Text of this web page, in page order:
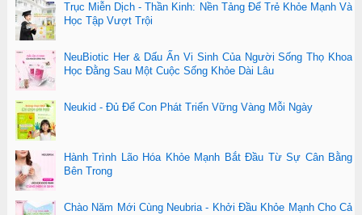
Trục Miễn Dịch - Thần Kinh: Nền Tảng Để Trẻ Khỏe Mạnh Và
Học Tập Vượt Trội
NeuBiotic Her & Dấu Ấn Vi Sinh Của Người Sống Thọ Khoa
Học Đằng Sau Một Cuộc Sống Khỏe Dài Lâu
Neukid - Đủ Để Con Phát Triển Vững Vàng Mỗi Ngày
Hành Trình Lão Hóa Khỏe Mạnh Bắt Đầu Từ Sự Cân Bằng
Bên Trong
Chào Năm Mới Cùng Neubria - Khởi Đầu Khỏe Mạnh Cho Cả